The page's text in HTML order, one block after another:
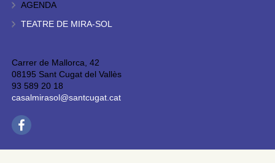
AGENDA
TEATRE DE MIRA-SOL
Carrer de Mallorca, 42
08195 Sant Cugat del Vallès
93 589 20 18
casalmirasol@santcugat.cat